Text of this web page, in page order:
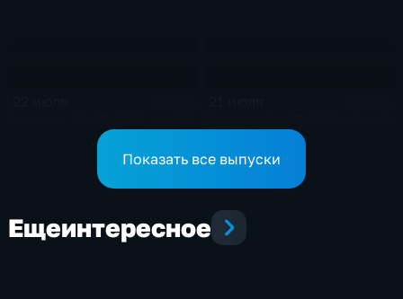
Показать все выпуски
Ещеинтересное